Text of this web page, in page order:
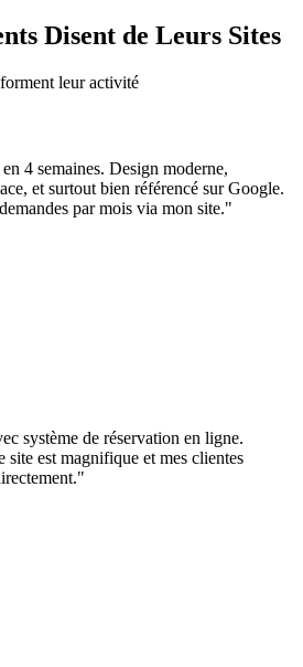
Disent de Leurs Sites
leur activité
4 semaines. Design moderne,
et surtout bien référencé sur Google.
par mois via mon site."
système de réservation en ligne.
site est magnifique et mes clientes
"